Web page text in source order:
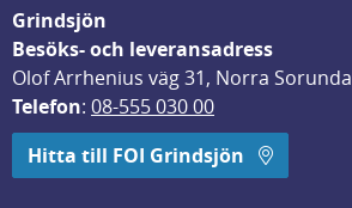
Grindsjön
Besöks- och leveransadress
Olof Arrhenius väg 31, Norra Sorunda
Telefon: 08-555 030 00
Hitta till FOI Grindsjön